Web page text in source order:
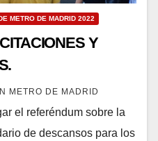
METRO DE MADRID 2022
Y
METRO DE MADRID
el referéndum sobre la
de descansos para los